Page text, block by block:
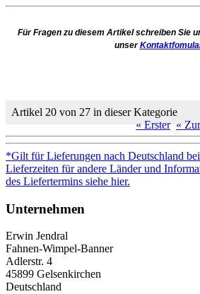
Für Fragen zu diesem Artikel schreiben Sie
unser
Artikel 20 von 27 in dieser Kategorie
« Erster «
*Gilt für Lieferungen nach Deutschland
Lieferzeiten für andere Länder und
des Liefertermins siehe hier.
Unternehmen
Erwin Jendral
Fahnen-Wimpel-Banner
Adlerstr. 4
45899 Gelsenkirchen
Deutschland